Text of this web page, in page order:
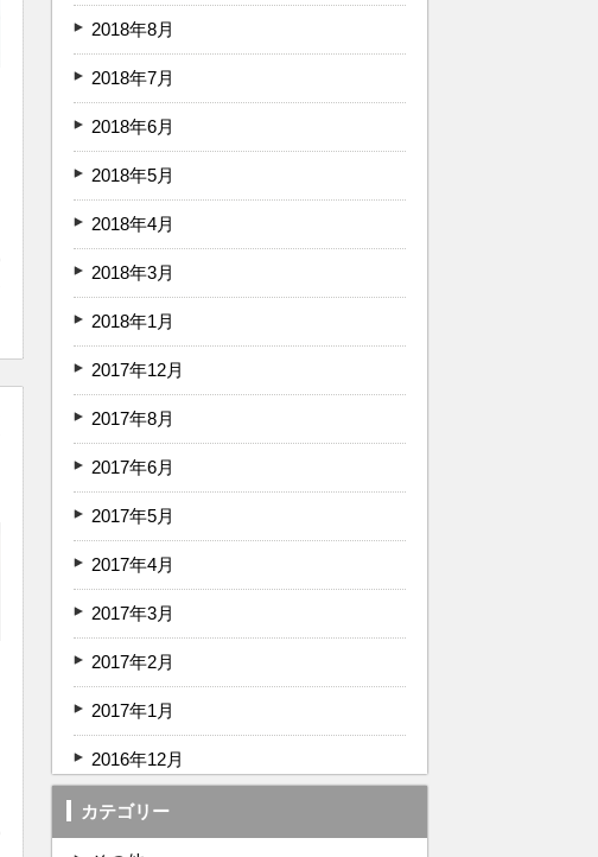
2018年8月
2018年7月
2018年6月
2018年5月
2018年4月
2018年3月
2018年1月
2017年12月
2017年8月
2017年6月
2017年5月
2017年4月
2017年3月
2017年2月
2017年1月
2016年12月
カテゴリー